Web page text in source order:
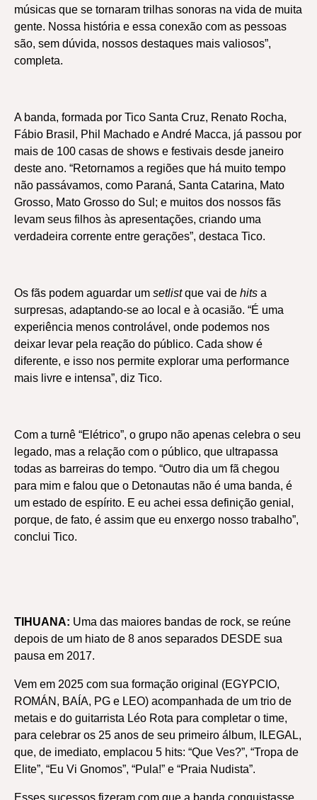
músicas que se tornaram trilhas sonoras na vida de muita
gente. Nossa história e essa conexão com as pessoas
são, sem dúvida, nossos destaques mais valiosos”,
completa.
A banda, formada por Tico Santa Cruz, Renato Rocha,
Fábio Brasil, Phil Machado e André Macca, já passou por
mais de 100 casas de shows e festivais desde janeiro
deste ano. “Retornamos a regiões que há muito tempo
não passávamos, como Paraná, Santa Catarina, Mato
Grosso, Mato Grosso do Sul; e muitos dos nossos fãs
levam seus filhos às apresentações, criando uma
verdadeira corrente entre gerações”, destaca Tico.
Os fãs podem aguardar um setlistque vai de hits a
surpresas, adaptando-se ao local e à ocasião. “É uma
experiência menos controlável, onde podemos nos
deixar levar pela reação do público. Cada show é
diferente, e isso nos permite explorar uma performance
mais livre e intensa”, diz Tico.
Com a turnê “Elétrico”, o grupo não apenas celebra o seu
legado, mas a relação com o público, que ultrapassa
todas as barreiras do tempo. “Outro dia um fã chegou
para mim e falou que o Detonautas não é uma banda, é
um estado de espírito. E eu achei essa definição genial,
porque, de fato, é assim que eu enxergo nosso trabalho”,
conclui Tico.
TIHUANA: Uma das maiores bandas de rock, se reúne
depois de um hiato de 8 anos separados DESDE sua
pausa em 2017.
Vem em 2025 com sua formação original (EGYPCIO,
ROMÁN, BAÍA, PG e LEO) acompanhada de um trio de
metais e do guitarrista Léo Rota para completar o time,
para celebrar os 25 anos de seu primeiro álbum, ILEGAL,
que, de imediato, emplacou 5 hits: “Que Ves?”, “Tropa de
Elite”, “Eu Vi Gnomos”, “Pula!” e “Praia Nudista”.
Esses sucessos fizeram com que a banda conquistasse